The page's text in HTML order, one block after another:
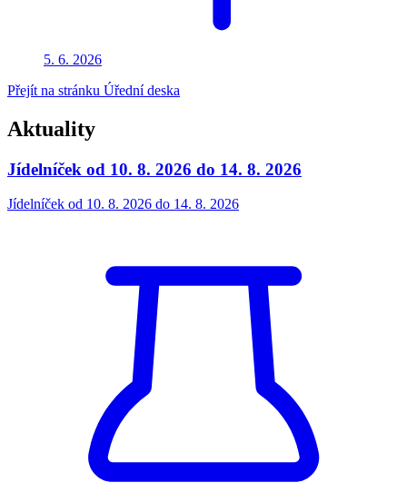
5. 6. 2026
Přejít na stránku Úřední deska
Aktuality
Jídelníček od 10. 8. 2026 do 14. 8. 2026
Jídelníček od 10. 8. 2026 do 14. 8. 2026